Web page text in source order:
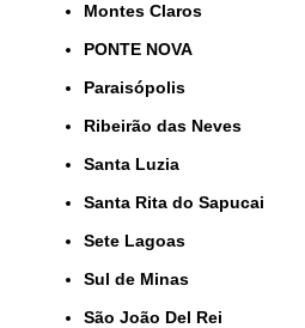
Montes Claros
PONTE NOVA
Paraisópolis
Ribeirão das Neves
Santa Luzia
Santa Rita do Sapucai
Sete Lagoas
Sul de Minas
São João Del Rei